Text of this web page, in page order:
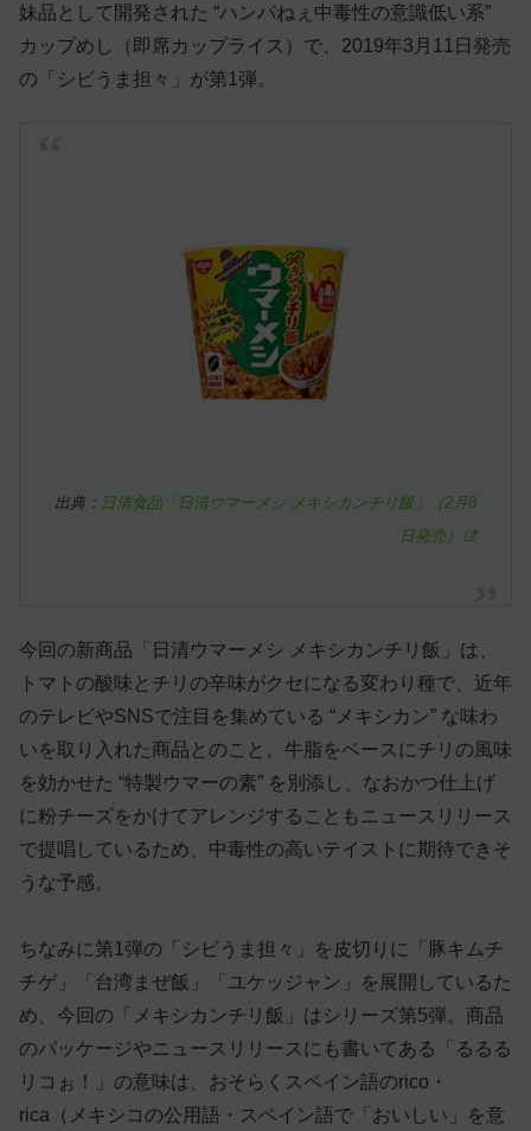
妹品として開発された “ハンパねぇ中毒性の意識低い系”
カップめし（即席カップライス）で、2019年3月11日発売
の「シビうま担々」が第1弾。
出典： 日清食品「日清ウマーメシ メキシカンチリ飯」（2月8
日発売）
今回の新商品「日清ウマーメシ メキシカンチリ飯」は、
トマトの酸味とチリの辛味がクセになる変わり種で、近年
のテレビやSNSで注目を集めている “メキシカン” な味わ
いを取り入れた商品とのこと。牛脂をベースにチリの風味
を効かせた “特製ウマーの素” を別添し、なおかつ仕上げ
に粉チーズをかけてアレンジすることもニュースリリース
で提唱しているため、中毒性の高いテイストに期待できそ
うな予感。
ちなみに第1弾の「シビうま担々」を皮切りに「豚キムチ
チゲ」「台湾まぜ飯」「ユケッジャン」を展開しているた
め、今回の「メキシカンチリ飯」はシリーズ第5弾。商品
のパッケージやニュースリリースにも書いてある「るるる
リコぉ！」の意味は、おそらくスペイン語のrico・
rica（メキシコの公用語・スペイン語で「おいしい」を意